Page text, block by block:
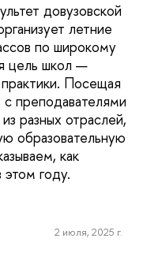
довузовской
летние
по широкому
цель школ —
Посещая
с преподавателями
разных отраслей,
образовательную
как
году.
2 июля, 2025 г.